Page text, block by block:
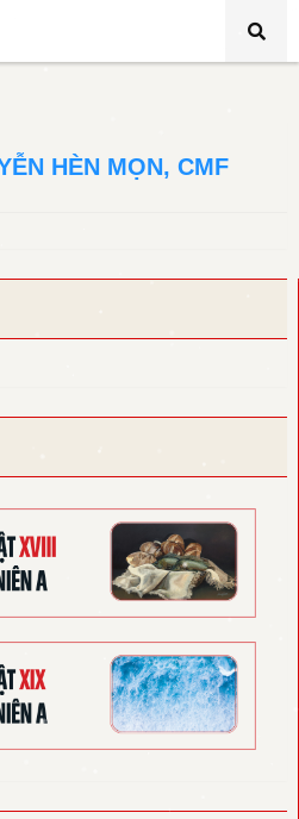
HÈN MỌN, CMF